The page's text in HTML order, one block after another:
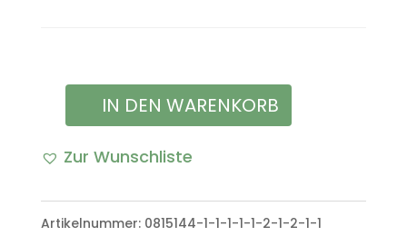
Tätigkeitsabzeichen
Geoinformationswesen
Bundeswehr
IN DEN WARENKORB
Zur Wunschliste
Artikelnummer: 0815144-1-1-1-1-1-2-1-2-1-1